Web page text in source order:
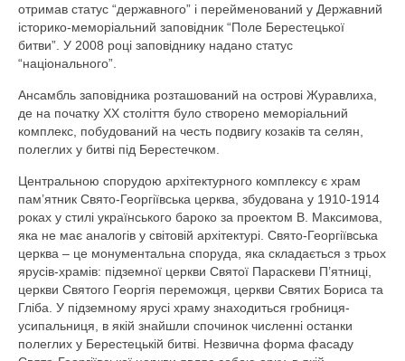
отримав статус “державного” і перейменований у Державний
історико-меморіальний заповідник “Поле Берестецької
битви”. У 2008 році заповіднику надано статус
“національного”.
Ансамбль заповідника розташований на острові Журавлиха,
де на початку ХХ століття було створено меморіальний
комплекс, побудований на честь подвигу козаків та селян,
полеглих у битві під Берестечком.
Центральною спорудою архітектурного комплексу є храм
пам’ятник Свято-Георгіївська церква, збудована у 1910-1914
роках у стилі українського бароко за проектом В. Максимова,
яка не має аналогів у світовій архітектурі. Свято-Георгіївська
церква – це монументальна споруда, яка складається з трьох
ярусів-храмів: підземної церкви Святої Параскеви П’ятниці,
церкви Святого Георгія переможця, церкви Святих Бориса та
Гліба. У підземному ярусі храму знаходиться гробниця-
усипальниця, в якій знайшли спочинок численні останки
полеглих у Берестецькій битві. Незвична форма фасаду